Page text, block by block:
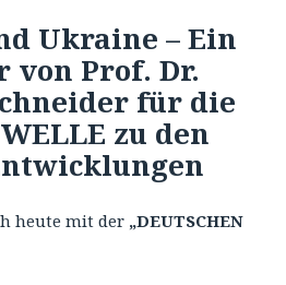
Ukraine – Ein
von Prof. Dr.
für die
zu den
heute mit der „DEUTSCHEN